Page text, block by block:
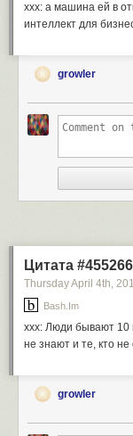
xxx: а машина ей в
интеллект для
growler
Цитата #455266
Thursday April 4th,
Bash.im
xxx: Люди бывают 10
не знают и те, кто
growler